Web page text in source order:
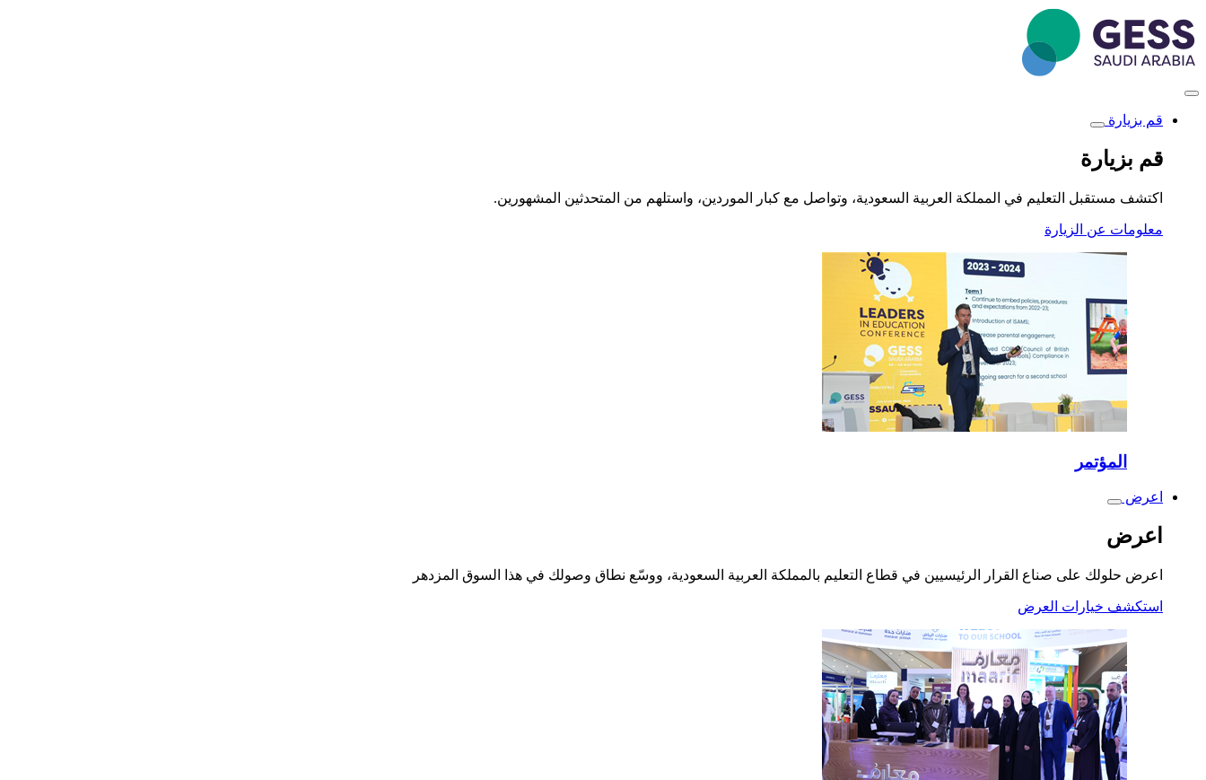
تجاوز
إلى
المحتوى
الرئيسي
قم بزيارة
Toggle
قم بزيارة
اكتشف مستقبل التعليم في المملكة العربية السعودية، وتواصل مع كبار الموردين، واستلهم من المتحدثين المشهورين.
معلومات عن الزيارة
المؤتمر
اعرض
Toggle
اعرض
اعرض حلولك على صناع القرار الرئيسيين في قطاع التعليم بالمملكة العربية السعودية، ووسّع نطاق وصولك في هذا السوق المزدهر
استكشف خيارات العرض